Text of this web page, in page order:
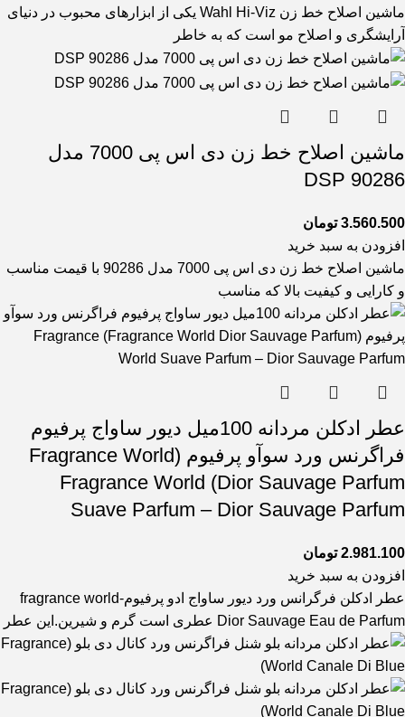
ماشین اصلاح خط زن Wahl Hi-Viz یکی از ابزارهای محبوب در دنیای
آرایشگری و اصلاح مو است که به خاطر
ماشین اصلاح خط زن دی اس پی 7000 مدل
90286 DSP
3.560.500 تومان
افزودن به سبد خرید
ماشین اصلاح خط زن دی اس پی 7000 مدل 90286 با قیمت مناسب
و کارایی و کیفیت بالا که مناسب
عطر ادکلن مردانه 100میل دیور ساواج پرفیوم
فراگرنس ورد سوآو پرفیوم (Fragrance World
Dior Sauvage Parfum) Fragrance World
Suave Parfum – Dior Sauvage Parfum
2.981.100 تومان
افزودن به سبد خرید
عطر ادکلن فرگرانس ورد دیور ساواج ادو پرفیوم-fragrance world
Dior Sauvage Eau de Parfum عطری است گرم و شیرین.این عطر